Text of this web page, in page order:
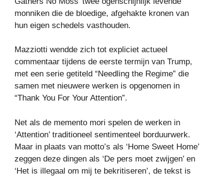
monniken die de bloedige, afgehakte kronen van
hun eigen schedels vasthouden.
Mazziotti wendde zich tot expliciet actueel
commentaar tijdens de eerste termijn van Trump,
met een serie getiteld “Needling the Regime” die
samen met nieuwere werken is opgenomen in
“Thank You For Your Attention”.
Net als de memento mori spelen de werken in
‘Attention’ traditioneel sentimenteel borduurwerk.
Maar in plaats van motto’s als ‘Home Sweet Home’
zeggen deze dingen als ‘De pers moet zwijgen’ en
‘Het is illegaal om mij te bekritiseren’, de tekst is